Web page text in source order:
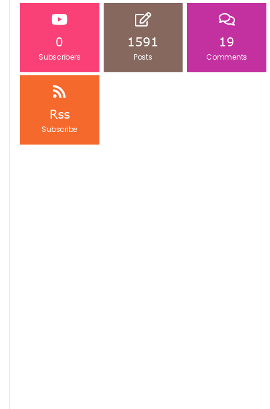
0
Subscribers
1591
Posts
19
Comments
Rss
Subscribe